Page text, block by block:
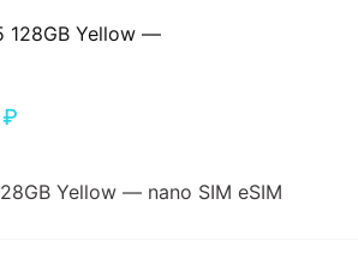
₽
Yellow — nano SIM eSIM